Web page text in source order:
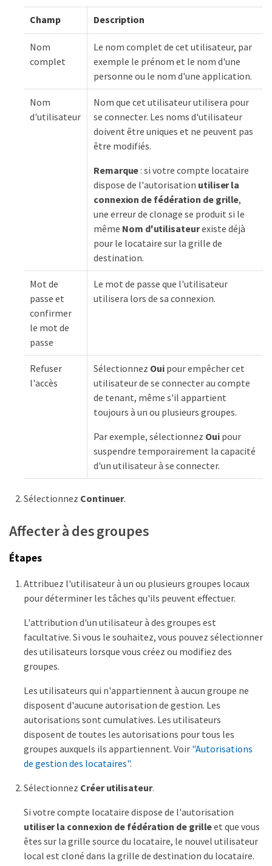
Champ Description
Nom
complet
Le nom complet de cet utilisateur, par
exemple le prénom et le nom d'une
personne ou le nom d'une application.
Nom
d'utilisateur
Nom que cet utilisateur utilisera pour
se connecter. Les noms d'utilisateur
doivent être uniques et ne peuvent pas
être modifiés.
Remarque: si votre compte locataire
dispose de l'autorisation utiliser la
connexion de fédération de grille,
une erreur de clonage se produit si le
même Nom d'utilisateurexiste déjà
pour le locataire sur la grille de
destination.
Mot de
passe et
confirmer
le mot de
passe
Le mot de passe que l'utilisateur
utilisera lors de sa connexion.
Refuser
l'accès
Sélectionnez Ouipour empêcher cet
utilisateur de se connecter au compte
de tenant, même s'il appartient
toujours à un ou plusieurs groupes.
Par exemple, sélectionnez Ouipour
suspendre temporairement la capacité
d'un utilisateur à se connecter.
Sélectionnez Continuer.
Affecter à des groupes
Étapes
Attribuez l'utilisateur à un ou plusieurs groupes locaux
pour déterminer les tâches qu'ils peuvent effectuer.
L'attribution d'un utilisateur à des groupes est
facultative. Si vous le souhaitez, vous pouvez sélectionner
des utilisateurs lorsque vous créez ou modifiez des
groupes.
Les utilisateurs qui n'appartiennent à aucun groupe ne
disposent d'aucune autorisation de gestion. Les
autorisations sont cumulatives. Les utilisateurs
disposent de toutes les autorisations pour tous les
groupes auxquels ils appartiennent. Voir "Autorisations
de gestion des locataires".
Sélectionnez Créer utilisateur.
Si votre compte locataire dispose de l'autorisation
utiliser la connexion de fédération de grilleet que vous
êtes sur la grille source du locataire, le nouvel utilisateur
local est cloné dans la grille de destination du locataire.